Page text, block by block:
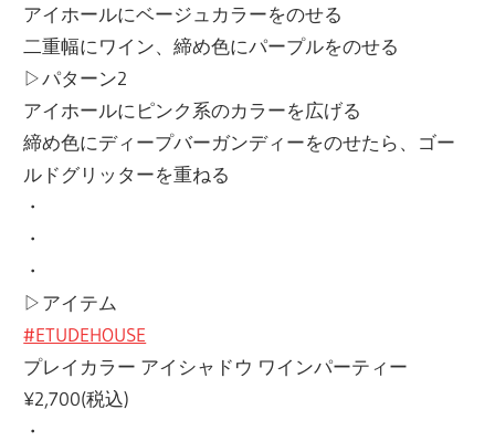
アイホールにベージュカラーをのせる
二重幅にワイン、締め色にパープルをのせる
▷パターン2
アイホールにピンク系のカラーを広げる
締め色にディープバーガンディーをのせたら、ゴー
ルドグリッターを重ねる
・
・
・
▷アイテム
#ETUDEHOUSE
プレイカラー アイシャドウ ワインパーティー
¥2,700(税込)
・